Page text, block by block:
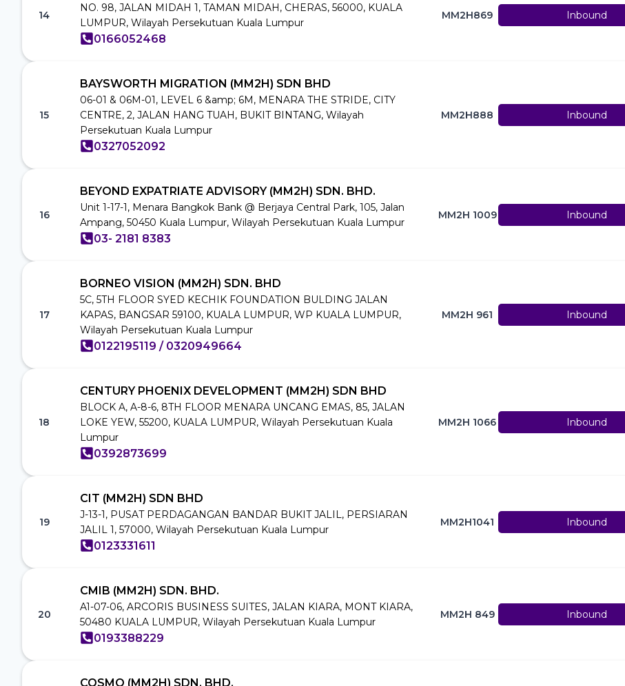
14
NO. 98, JALAN MIDAH 1, TAMAN MIDAH, CHERAS, 56000, KUALA
LUMPUR, Wilayah Persekutuan Kuala Lumpur
0166052468
MM2H869 Inbound
15
BAYSWORTH MIGRATION (MM2H) SDN BHD
06-01 & 06M-01, LEVEL 6 &amp; 6M, MENARA THE STRIDE, CITY
CENTRE, 2, JALAN HANG TUAH, BUKIT BINTANG, Wilayah
Persekutuan Kuala Lumpur
0327052092
MM2H888 Inbound
16
BEYOND EXPATRIATE ADVISORY (MM2H) SDN. BHD.
Unit 1-17-1, Menara Bangkok Bank @ Berjaya Central Park, 105, Jalan
Ampang, 50450 Kuala Lumpur, Wilayah Persekutuan Kuala Lumpur
03- 2181 8383
MM2H 1009 Inbound
17
BORNEO VISION (MM2H) SDN. BHD
5C, 5TH FLOOR SYED KECHIK FOUNDATION BULDING JALAN
KAPAS, BANGSAR 59100, KUALA LUMPUR, WP KUALA LUMPUR,
Wilayah Persekutuan Kuala Lumpur
0122195119 / 0320949664
MM2H 961 Inbound
18
CENTURY PHOENIX DEVELOPMENT (MM2H) SDN BHD
BLOCK A, A-8-6, 8TH FLOOR MENARA UNCANG EMAS, 85, JALAN
LOKE YEW, 55200, KUALA LUMPUR, Wilayah Persekutuan Kuala
Lumpur
0392873699
MM2H 1066 Inbound
19
CIT (MM2H) SDN BHD
J-13-1, PUSAT PERDAGANGAN BANDAR BUKIT JALIL, PERSIARAN
JALIL 1, 57000, Wilayah Persekutuan Kuala Lumpur
0123331611
MM2H1041 Inbound
20
CMIB (MM2H) SDN. BHD.
A1-07-06, ARCORIS BUSINESS SUITES, JALAN KIARA, MONT KIARA,
50480 KUALA LUMPUR, Wilayah Persekutuan Kuala Lumpur
0193388229
MM2H 849 Inbound
COSMO (MM2H) SDN. BHD.